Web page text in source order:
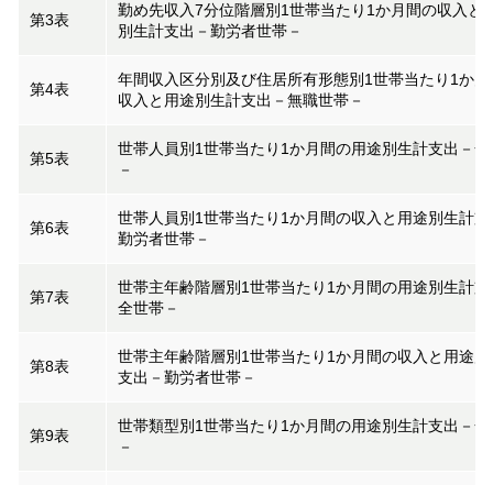
第3表
勤め先収入7分位階層別1世帯当たり1か月間の収入と
別生計支出－勤労者世帯－
第4表
年間収入区分別及び住居所有形態別1世帯当たり1か月
収入と用途別生計支出－無職世帯－
第5表
世帯人員別1世帯当たり1か月間の用途別生計支出－全
－
第6表
世帯人員別1世帯当たり1か月間の収入と用途別生計支
勤労者世帯－
第7表
世帯主年齢階層別1世帯当たり1か月間の用途別生計支
全世帯－
第8表
世帯主年齢階層別1世帯当たり1か月間の収入と用途別
支出－勤労者世帯－
第9表
世帯類型別1世帯当たり1か月間の用途別生計支出－全
－